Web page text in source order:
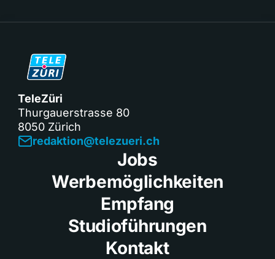
TeleZüri
Thurgauerstrasse 80
8050 Zürich
redaktion@telezueri.ch
Jobs
Werbemöglichkeiten
Empfang
Studioführungen
Kontakt